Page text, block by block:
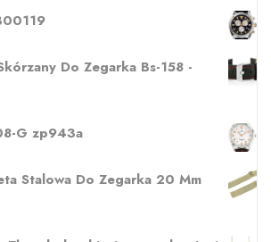
Do Zegarka Bs-158 -
G zp943a
Stalowa Do Zegarka 20 Mm